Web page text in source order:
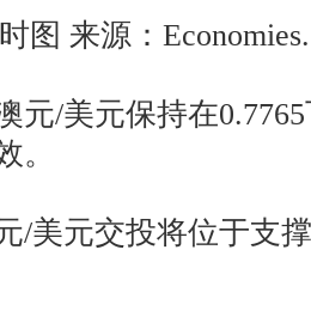
图 来源：
/美元保持在0.7765
。
元交投将位于支撑